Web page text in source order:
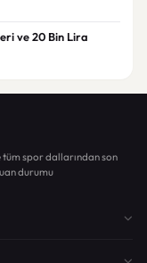
ve 20 Bin Lira
spor dallarından son
durumu